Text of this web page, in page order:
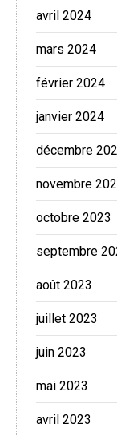
avril 2024
mars 2024
février 2024
janvier 2024
décembre
novembre
octobre 2023
septembre
août 2023
juillet 2023
juin 2023
mai 2023
avril 2023